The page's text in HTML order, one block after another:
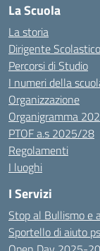
La Scuola
La storia
Dirigente Scolastico
Percorsi di Studio
I numeri della
Organizzazione
Organigramma
PTOF a.s 2025/28
Regolamenti
I luoghi
I Servizi
Stop al Bullismo e
Sportello di aiuto